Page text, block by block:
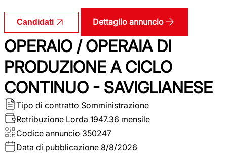
Candidati Dettaglio annuncio
OPERAIO / OPERAIA DI
PRODUZIONE A CICLO
CONTINUO - SAVIGLIANESE
Tipo di contratto Somministrazione
Retribuzione Lorda 1947.36 mensile
Codice annuncio 350247
Data di pubblicazione 8/8/2026